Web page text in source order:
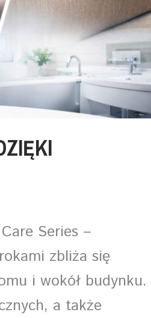
Series –
zbliża się
i wokół budynku.
a także